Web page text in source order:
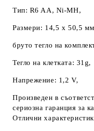
Тип: R6 AA, Ni-MH,
Размери: 14,5 х 50,5
бруто тегло на
Тегло на клетката: 31g,
Напрежение: 1,2 V,
Произведен в
сериозна гаранция за
Отлични